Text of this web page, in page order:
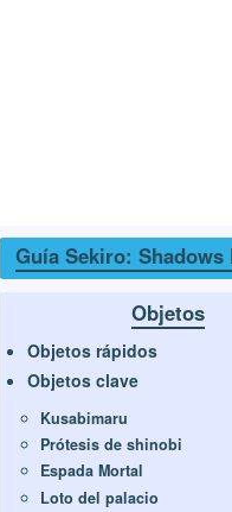
Guía Sekiro: Shadows
Objetos
Objetos rápidos
Objetos clave
Kusabimaru
Prótesis de shinobi
Espada Mortal
Loto del palacio